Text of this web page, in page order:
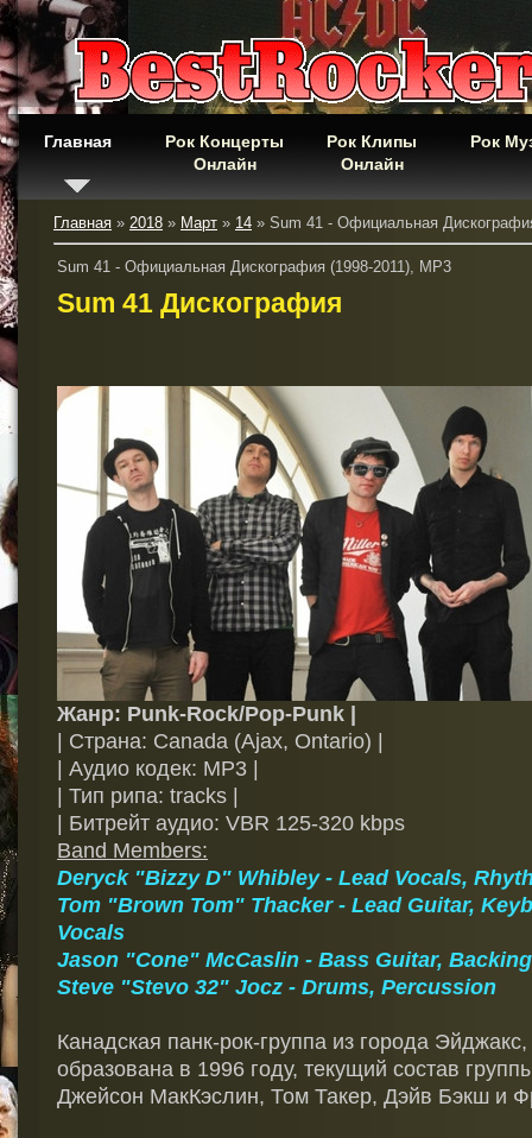
Главная
Рок Концерты
Онлайн
Рок Клипы
Онлайн
Рок
Главная » 2018 » Март » 14 » Sum 41 - Официальная
Sum 41 - Официальная Дискография (1998-2011), MP3
Sum 41 Дискография
Жанр: Punk-Rock/Pop-Punk |
| Страна: Canada (Ajax, Ontario) |
| Аудио кодек: MP3 |
| Тип рипа: tracks |
| Битрейт аудио: VBR 125-320 kbps
Band Members:
Deryck "Bizzy D" Whibley - Lead Vocals,
Tom "Brown Tom" Thacker - Lead Guitar,
Vocals
Jason "Cone" McCaslin - Bass Guitar,
Steve "Stevo 32" Jocz - Drums, Percussion
Канадская панк-рок-группа из города
образована в 1996 году, текущий состав
Джейсон МакКэслин, Том Такер, Дэйв Бэкш и